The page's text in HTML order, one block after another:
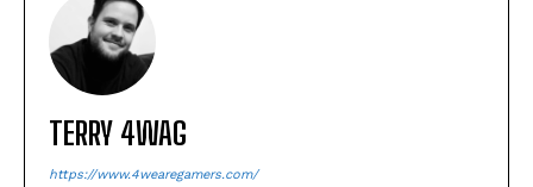
TERRY 4WAG
https://www.4wearegamers.com/